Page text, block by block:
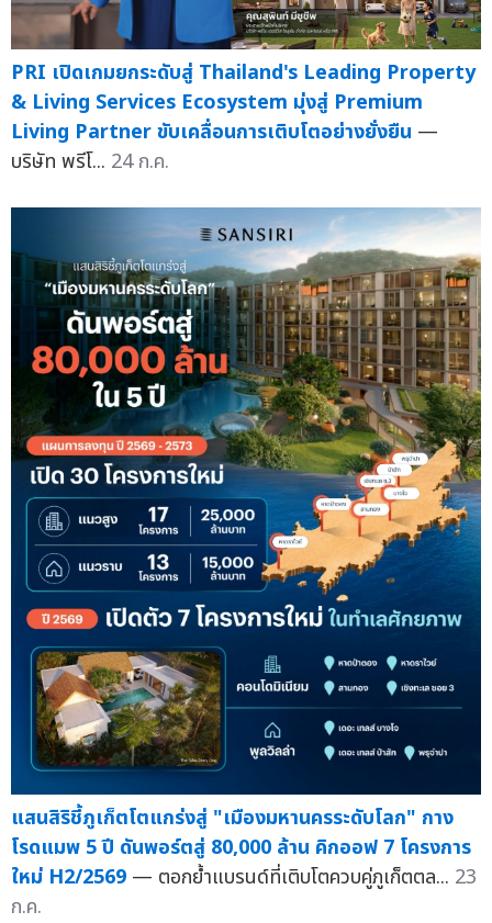
PRI เปิดเกมยกระดับสู่ Thailand's Leading Property
& Living Services Ecosystem มุ่งสู่ Premium
Living Partner ขับเคลื่อนการเติบโตอย่างยั่งยืน —
บริษัท พรีโ... 24 ก.ค.
แสนสิริชี้ภูเก็ตโตแกร่งสู่ "เมืองมหานครระดับโลก" กาง
โรดแมพ 5 ปี ดันพอร์ตสู่ 80,000 ล้าน คิกออฟ 7 โครงการ
ใหม่ H2/2569 — ตอกย้ำแบรนด์ที่เติบโตควบคู่ภูเก็ตตล... 23
ก.ค.